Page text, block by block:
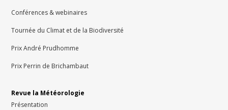
Conférences & webinaires
Tournée du Climat et de la Biodiversité
Prix André Prudhomme
Prix Perrin de Brichambaut
Revue la Météorologie
Présentation